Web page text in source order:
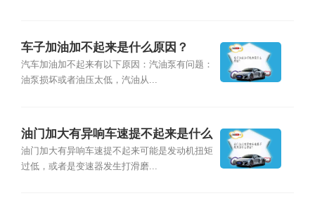
车子加油加不起来是什么原因？
汽车加油加不起来有以下原因：汽油泵有问题：
油泵损坏或者油压太低，汽油从...
油门加大有异响车速提不起来是什么
原因？
油门加大有异响车速提不起来可能是发动机扭矩
过低，或者是变速器发生打滑磨...